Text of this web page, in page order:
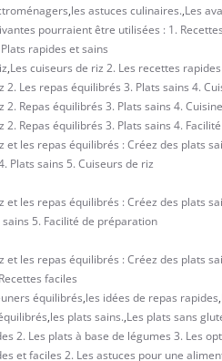
,les astuces culinaires.,Les
pourraient être utilisées : 1.
rapides et sains
,Les cuiseurs de riz 2. Les recettes
2. Les repas équilibrés 3. Plats sains 4.
2. Repas équilibrés 3. Plats sains 4.
2. Repas équilibrés 3. Plats sains 4.
et les repas équilibrés : Créez des plats
Plats sains 5. Cuiseurs de riz
et les repas équilibrés : Créez des plats
5. Facilité de préparation
et les repas équilibrés : Créez des plats
faciles
équilibrés,les idées de repas rapides,
,les plats sains.,Les plats sans
2. Les plats à base de légumes 3. Les
et faciles 2. Les astuces pour une